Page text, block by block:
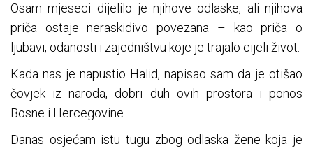
Osam mjeseci dijelilo je njihove odlaske, ali njihova
priča ostaje neraskidivo povezana – kao priča o
ljubavi, odanosti i zajedništvu koje je trajalo cijeli život.
Kada nas je napustio Halid, napisao sam da je otišao
čovjek iz naroda, dobri duh ovih prostora i ponos
Bosne i Hercegovine.
Danas osjećam istu tugu zbog odlaska žene koja je